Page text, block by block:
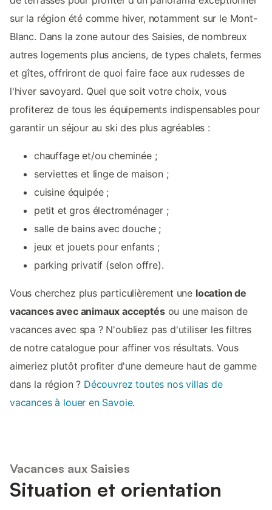
sur la région été comme hiver, notamment sur le Mont-
Blanc. Dans la zone autour des Saisies, de nombreux
autres logements plus anciens, de types chalets, fermes
et gîtes, offriront de quoi faire face aux rudesses de
l'hiver savoyard. Quel que soit votre choix, vous
profiterez de tous les équipements indispensables pour
garantir un séjour au ski des plus agréables :
chauffage et/ou cheminée ;
serviettes et linge de maison ;
cuisine équipée ;
petit et gros électroménager ;
salle de bains avec douche ;
jeux et jouets pour enfants ;
parking privatif (selon offre).
Vous cherchez plus particulièrement une location de
vacances avec animaux acceptésou une maison de
vacances avec spa ? N'oubliez pas d'utiliser les filtres
de notre catalogue pour affiner vos résultats. Vous
aimeriez plutôt profiter d'une demeure haut de gamme
dans la région ? Découvrez toutes nos villas de
vacances à louer en Savoie.
Vacances aux Saisies
Situation et orientation